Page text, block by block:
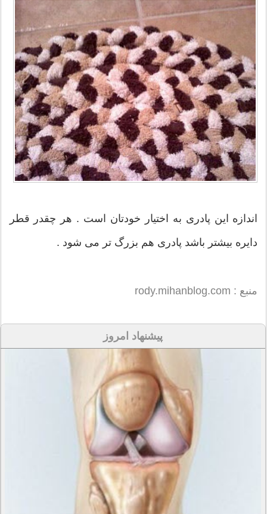
اندازه این پادری به اختیار خودتان است . هر چقدر قطر
دایره بیشتر باشد پادری هم بزرگ تر می شود .
منبع : rody.mihanblog.com
پیشنهاد امروز